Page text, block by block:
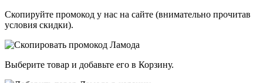
Скопируйте промокод у нас на сайте (внимательно прочитав
условия скидки).
Выберите товар и добавьте его в Корзину.